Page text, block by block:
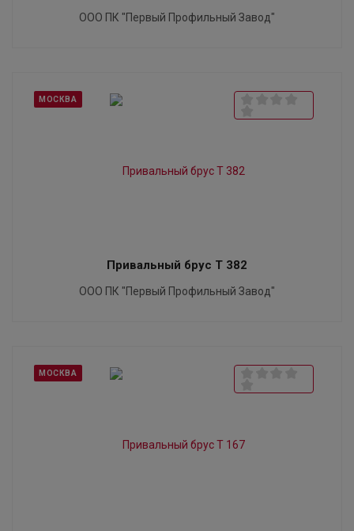
ООО ПК "Первый Профильный Завод"
МОСКВА
Привальный брус T 382
ООО ПК "Первый Профильный Завод"
МОСКВА